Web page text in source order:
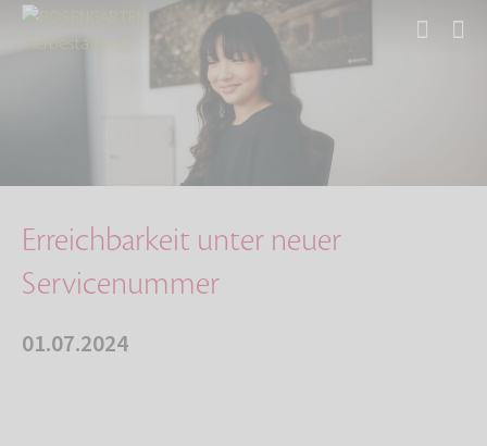
Aktuelles
Erreichbarkeit unter neuer Servicenummer
Erreichbarkeit unter neuer
Servicenummer
01.07.2024